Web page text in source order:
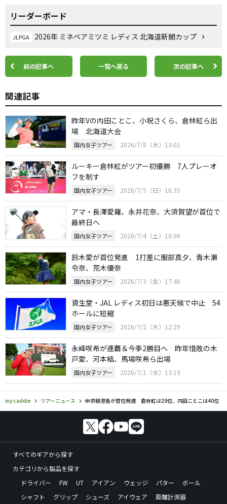
リーダーボード
JLPGA 2026年 ミネベアミツミ レディス 北海道新聞カップ
前の記事へ 一覧へ戻る 次の記事へ
関連記事
昨年Vの内田ことこ、小祝さくら、倉林紅ら出
場 北海道大会
国内女子ツアー 2026/7/8（水）13:01
ルーキー倉林紅がツアー初優勝 7人プレーオ
フを制す
国内女子ツアー 2026/7/5（日）16:35
アマ・長澤愛羅、永井花奈、大須賀望が首位で
最終日へ
国内女子ツアー 2026/7/4（土）18:06
鈴木愛が首位発進 1打差に服部真夕、青木瀬
令奈、荒木優奈
国内女子ツアー 2026/7/3（金）17:48
資生堂・JAL レディス初日は悪天候で中止 54
ホールに短縮
国内女子ツアー 2026/7/2（木）12:29
永峰咲希が連覇＆今季2勝目へ 昨年惜敗の木
戸愛、河本結、馬場咲希ら出場
国内女子ツアー 2026/7/1（水）13:19
my caddie ツアーニュース 仲宗根澄香が首位発進 倉林紅は29位、内田ことこは40位
すべてのギアから探す
カテゴリから製品を探す
ドライバー
FW UT アイアン ウェッジ パター
ボール
シャフト
グリップ シューズ アイウェア
距離計測器